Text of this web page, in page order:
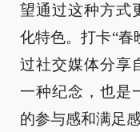
望通过这种方式
化特色。打卡“春
过社交媒体分享
一种纪念，也是
的参与感和满足感